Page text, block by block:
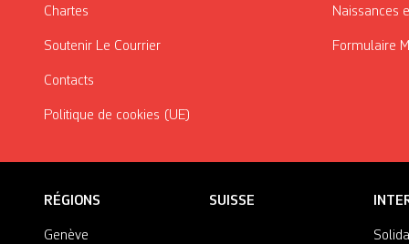
Chartes
Soutenir Le Courrier
Contacts
Politique de cookies (UE)
Naissances
Formulaire
RÉGIONS
Genève
SUISSE